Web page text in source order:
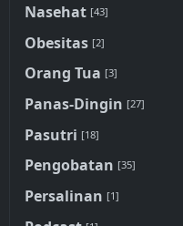
Nasehat [43]
Obesitas [2]
Orang Tua [3]
Panas-Dingin [27]
Pasutri [18]
Pengobatan [35]
Persalinan [1]